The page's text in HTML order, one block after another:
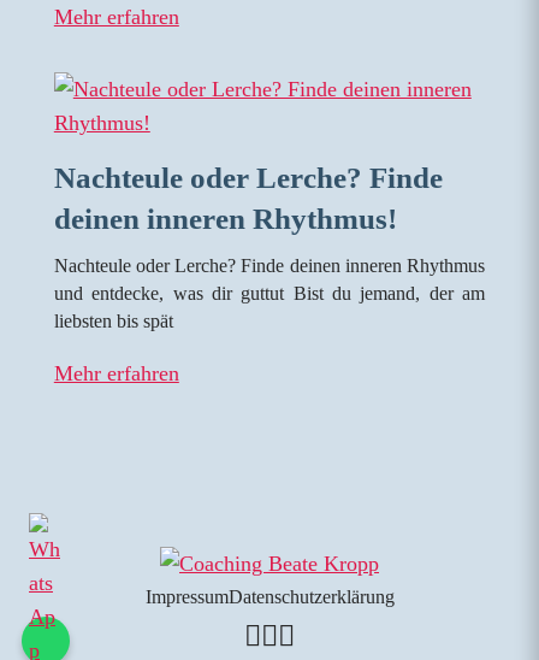
Mehr erfahren
Nachteule oder Lerche? Finde
deinen inneren Rhythmus!
Nachteule oder Lerche? Finde deinen inneren Rhythmus
und entdecke, was dir guttut Bist du jemand, der am
liebsten bis spät
Mehr erfahren
ImpressumDatenschutzerklärung